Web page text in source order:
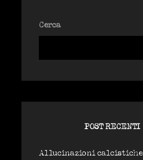
Cerca
POST RECENTI
Allucinazioni calcistiche